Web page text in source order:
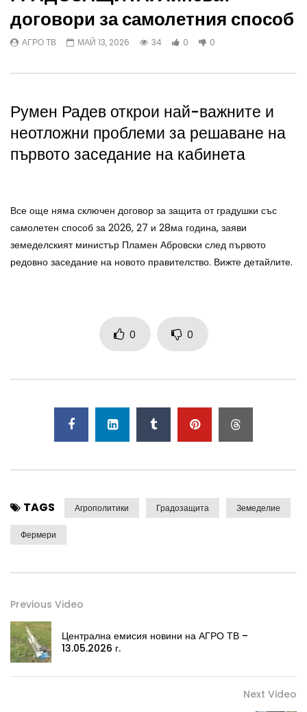
Watch Later
администрация затруднява работата
АВГУСТ 8, 2026
помагат в борбата с
договори за самолетния способ
АГРО ТВ МАЙ 13, 2026 34 0 0
Румен Радев открои най-важните и
неотложни проблеми за решаване на
първото заседание на кабинета
Все още няма сключен договор за защита от градушки със
самолетен способ за 2026, 27 и 28ма година, заяви
земеделският министър Пламен Абровски след първото
редовно заседание на новото правителство. Вижте детайлите.
0 0
TAGS Агрополитики Градозащита Земеделие
Фермери
Previous Video
Централна емисия новини на АГРО ТВ –
13.05.2026 г.
Next Video